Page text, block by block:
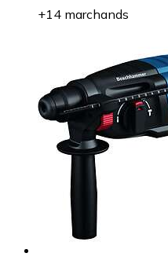
+14 marchands